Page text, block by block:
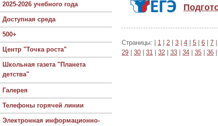
2025-2026 учебного года
Доступная среда
500+
Центр "Точка роста"
Школьная газета "Планета
детства"
Галерея
Телефоны горячей линии
Электронная информационно-
Страницы: | 1 2 3 4 5 6 7
29
30 31 32 33 34 35 36